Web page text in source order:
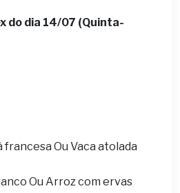
do dia 14/07 (Quinta-
francesa Ou Vaca atolada
Ou Arroz com ervas